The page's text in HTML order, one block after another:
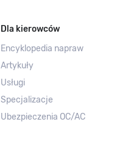
Dla kierowców
Encyklopedia napraw
Artykuły
Usługi
Specjalizacje
Ubezpieczenia OC/AC